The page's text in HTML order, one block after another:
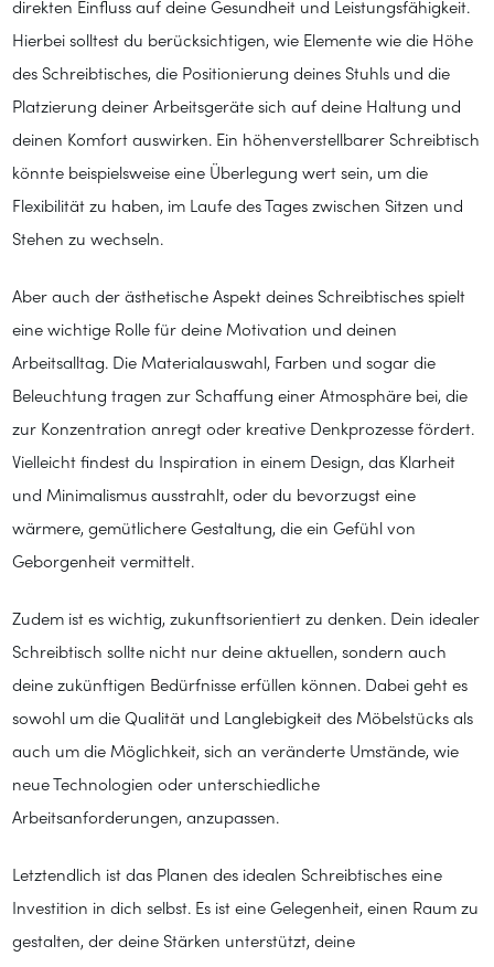
direkten Einfluss auf deine Gesundheit und Leistungsfähigkeit.
Hierbei solltest du berücksichtigen, wie Elemente wie die Höhe
des Schreibtisches, die Positionierung deines Stuhls und die
Platzierung deiner Arbeitsgeräte sich auf deine Haltung und
deinen Komfort auswirken. Ein höhenverstellbarer Schreibtisch
könnte beispielsweise eine Überlegung wert sein, um die
Flexibilität zu haben, im Laufe des Tages zwischen Sitzen und
Stehen zu wechseln.
Aber auch der ästhetische Aspekt deines Schreibtisches spielt
eine wichtige Rolle für deine Motivation und deinen
Arbeitsalltag. Die Materialauswahl, Farben und sogar die
Beleuchtung tragen zur Schaffung einer Atmosphäre bei, die
zur Konzentration anregt oder kreative Denkprozesse fördert.
Vielleicht findest du Inspiration in einem Design, das Klarheit
und Minimalismus ausstrahlt, oder du bevorzugst eine
wärmere, gemütlichere Gestaltung, die ein Gefühl von
Geborgenheit vermittelt.
Zudem ist es wichtig, zukunftsorientiert zu denken. Dein idealer
Schreibtisch sollte nicht nur deine aktuellen, sondern auch
deine zukünftigen Bedürfnisse erfüllen können. Dabei geht es
sowohl um die Qualität und Langlebigkeit des Möbelstücks als
auch um die Möglichkeit, sich an veränderte Umstände, wie
neue Technologien oder unterschiedliche
Arbeitsanforderungen, anzupassen.
Letztendlich ist das Planen des idealen Schreibtisches eine
Investition in dich selbst. Es ist eine Gelegenheit, einen Raum zu
gestalten, der deine Stärken unterstützt, deine